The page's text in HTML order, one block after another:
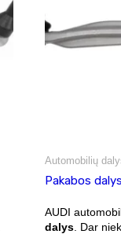
Automobilių
Pakabos
AUDI
dalys . Dar